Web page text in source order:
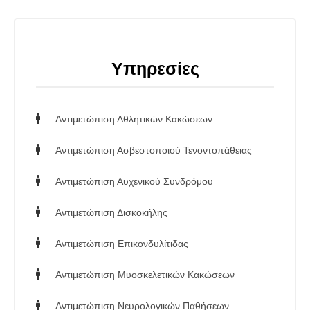
Υπηρεσίες
Υπηρεσίες
Υπηρεσίες
Αντιμετώπιση Αθλητικών Κακώσεων
Αντιμετώπιση Ασβεστοποιού Τενοντοπάθειας
Αντιμετώπιση Αυχενικού Συνδρόμου
Αντιμετώπιση Δισκοκήλης
Αντιμετώπιση Επικονδυλίτιδας
Αντιμετώπιση Μυοσκελετικών Κακώσεων
Αντιμετώπιση Νευρολογικών Παθήσεων